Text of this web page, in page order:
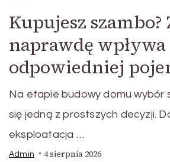
Kupujesz szambo?
naprawdę
odpowiedniej
Na etapie budowy domu wybór
się jedną z prostszych decyzji.
eksploatacja …
Admin 4 sierpnia 2026